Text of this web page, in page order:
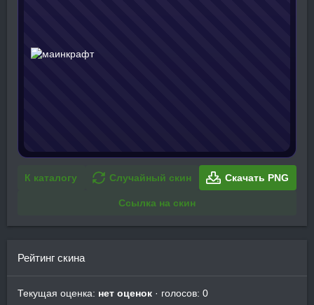
К каталогу Случайный скин Скачать PNG
Ссылка на скин
Рейтинг скина
Текущая оценка: нет оценок · голосов: 0